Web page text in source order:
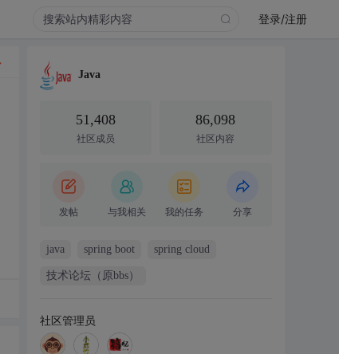
登录/注册
Java
51,408
社区成员
86,098
社区内容
发帖 与我相关 我的任务 分享
java spring boot spring cloud
技术论坛（原bbs）
社区管理员